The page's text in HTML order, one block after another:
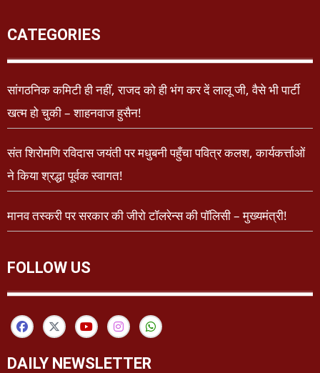
CATEGORIES
सांगठनिक कमिटी ही नहीं, राजद को ही भंग कर दें लालू जी, वैसे भी पार्टी
खत्म हो चुकी – शाहनवाज हुसैन!
संत शिरोमणि रविदास जयंती पर मधुबनी पहुँचा पवित्र कलश, कार्यकर्त्ताओं
ने किया श्रद्धा पूर्वक स्वागत!
मानव तस्करी पर सरकार की जीरो टॉलरेन्स की पॉलिसी – मुख्यमंत्री!
FOLLOW US
DAILY NEWSLETTER